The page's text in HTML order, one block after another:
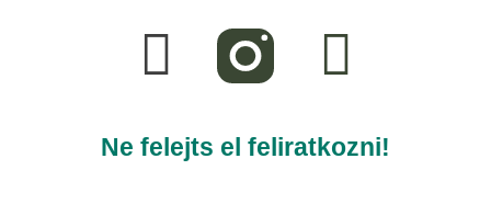
a
c
e
i
k
t
Ne felejts el feliratkozni!